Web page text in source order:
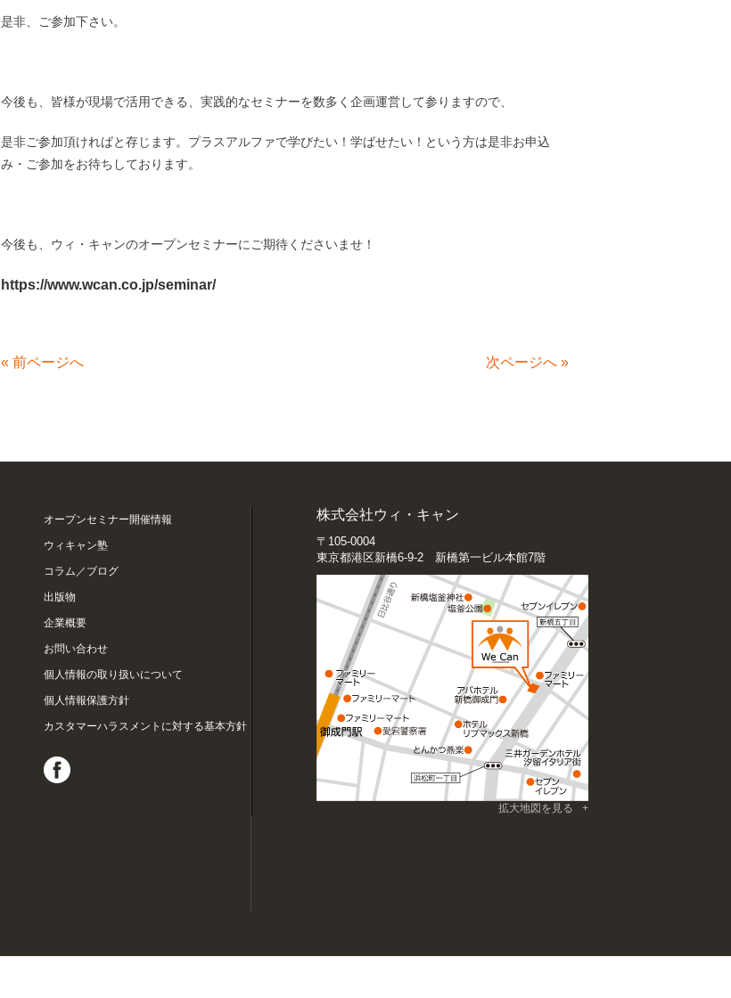
是非、ご参加下さい。
今後も、皆様が現場で活用できる、実践的なセミナーを数多く企画運営して参りますので、
是非ご参加頂ければと存じます。プラスアルファで学びたい！学ばせたい！という方は是非お申込
み・ご参加をお待ちしております。
今後も、ウィ・キャンのオープンセミナーにご期待くださいませ！
https://www.wcan.co.jp/seminar/
« 前ページへ 次ページへ »
オープンセミナー開催情報
ウィキャン塾
コラム／ブログ
出版物
企業概要
お問い合わせ
個人情報の取り扱いについて
個人情報保護方針
カスタマーハラスメントに対する基本方針
株式会社ウィ・キャン
〒105-0004
東京都港区新橋6-9-2 新橋第一ビル本館7階
拡大地図を見る